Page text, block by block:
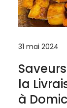
31 mai 2024
la
à